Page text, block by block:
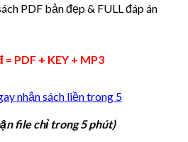
PDF bản đẹp & FULL đáp án
= PDF + KEY + MP3
file chỉ trong 5 phút)